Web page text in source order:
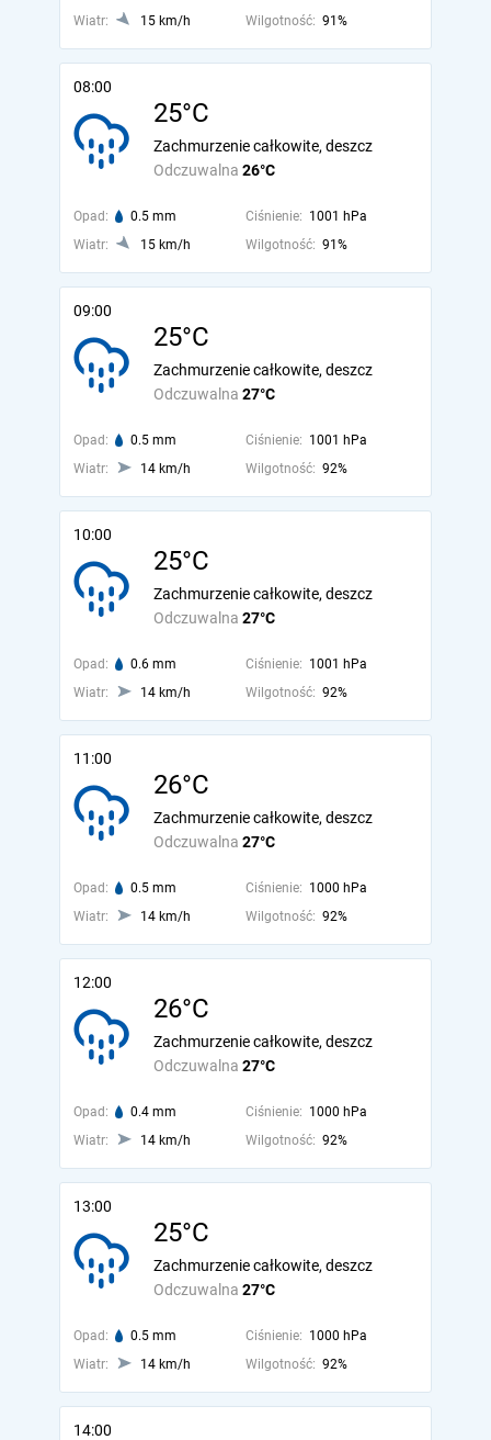
Wiatr: 15 km/h Wilgotność: 91%
08:00
25°C
Odczuwalna 26°C
Zachmurzenie całkowite, deszcz
Opad: 0.5 mm Ciśnienie: 1001 hPa
Wiatr:
15 km/h Wilgotność: 91%
09:00
25°C
Odczuwalna 27°C
Zachmurzenie całkowite, deszcz
Opad: 0.5 mm Ciśnienie: 1001 hPa
Wiatr:
14 km/h Wilgotność: 92%
10:00
25°C
Odczuwalna 27°C
Zachmurzenie całkowite, deszcz
Opad: 0.6 mm Ciśnienie: 1001 hPa
Wiatr:
14 km/h Wilgotność: 92%
11:00
26°C
Odczuwalna 27°C
Zachmurzenie całkowite, deszcz
Opad: 0.5 mm Ciśnienie: 1000 hPa
Wiatr:
14 km/h Wilgotność: 92%
12:00
26°C
Odczuwalna 27°C
Zachmurzenie całkowite, deszcz
Opad: 0.4 mm Ciśnienie: 1000 hPa
Wiatr:
14 km/h Wilgotność: 92%
13:00
25°C
Odczuwalna 27°C
Zachmurzenie całkowite, deszcz
Opad: 0.5 mm Ciśnienie: 1000 hPa
Wiatr:
14 km/h Wilgotność: 92%
14:00